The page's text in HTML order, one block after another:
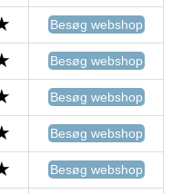
Besøg webshop
Besøg webshop
Besøg webshop
Besøg webshop
Besøg webshop